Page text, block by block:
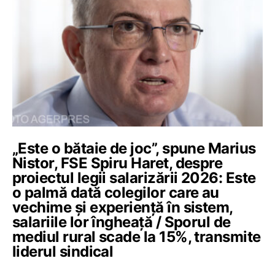
„Este o bătaie de joc”, spune Marius
Nistor, FSE Spiru Haret, despre
proiectul legii salarizării 2026: Este
o palmă dată colegilor care au
vechime și experiență în sistem,
salariile lor îngheață / Sporul de
mediul rural scade la 15%, transmite
liderul sindical